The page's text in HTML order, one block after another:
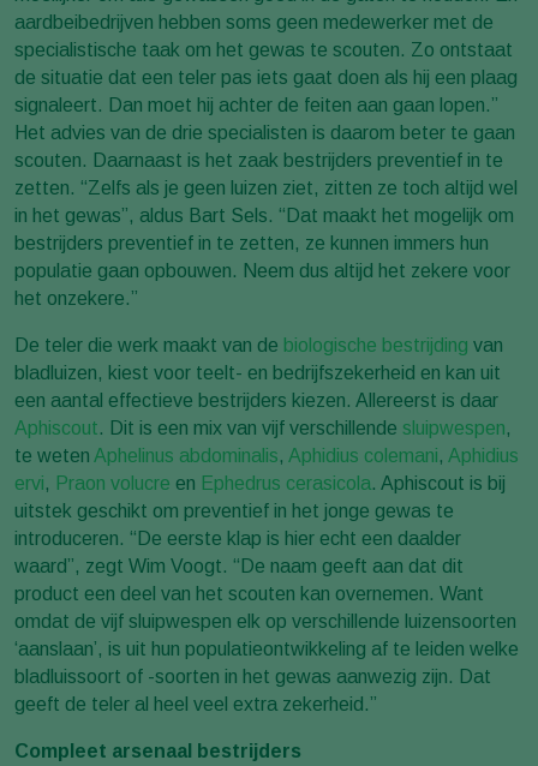
aardbeibedrijven hebben soms geen medewerker met de
specialistische taak om het gewas te scouten. Zo ontstaat
de situatie dat een teler pas iets gaat doen als hij een plaag
signaleert. Dan moet hij achter de feiten aan gaan lopen.”
Het advies van de drie specialisten is daarom beter te gaan
scouten. Daarnaast is het zaak bestrijders preventief in te
zetten. “Zelfs als je geen luizen ziet, zitten ze toch altijd wel
in het gewas”, aldus Bart Sels. “Dat maakt het mogelijk om
bestrijders preventief in te zetten, ze kunnen immers hun
populatie gaan opbouwen. Neem dus altijd het zekere voor
het onzekere.”
De teler die werk maakt van de biologische bestrijding van
bladluizen, kiest voor teelt- en bedrijfszekerheid en kan uit
een aantal effectieve bestrijders kiezen. Allereerst is daar
Aphiscout. Dit is een mix van vijf verschillende sluipwespen,
te weten Aphelinus abdominalis, Aphidius colemani, Aphidius
ervi, Praon volucre en Ephedrus cerasicola. Aphiscout is bij
uitstek geschikt om preventief in het jonge gewas te
introduceren. “De eerste klap is hier echt een daalder
waard”, zegt Wim Voogt. “De naam geeft aan dat dit
product een deel van het scouten kan overnemen. Want
omdat de vijf sluipwespen elk op verschillende luizensoorten
‘aanslaan’, is uit hun populatieontwikkeling af te leiden welke
bladluissoort of -soorten in het gewas aanwezig zijn. Dat
geeft de teler al heel veel extra zekerheid.”
Compleet arsenaal bestrijders